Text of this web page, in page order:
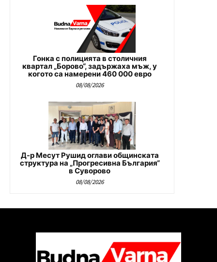
Гонка с полицията в столичния
квартал „Борово“, задържаха мъж, у
когото са намерени 460 000 евро
08/08/2026
Д-р Месут Рушид оглави общинската
структура на „Прогресивна България“
в Суворово
08/08/2026